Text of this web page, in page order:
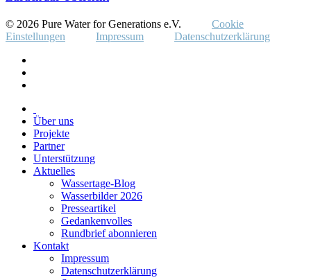
© 2026 Pure Water for Generations e.V.
Cookie
Einstellungen
Impressum Datenschutzerklärung
Über uns
Projekte
Partner
Unterstützung
Aktuelles
Wassertage-Blog
Wasserbilder 2026
Presseartikel
Gedankenvolles
Rundbrief abonnieren
Kontakt
Impressum
Datenschutzerklärung